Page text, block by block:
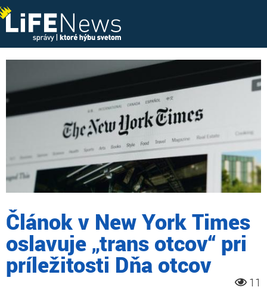
Článok v New York Times
oslavuje „trans otcov“ pri
príležitosti Dňa otcov
11